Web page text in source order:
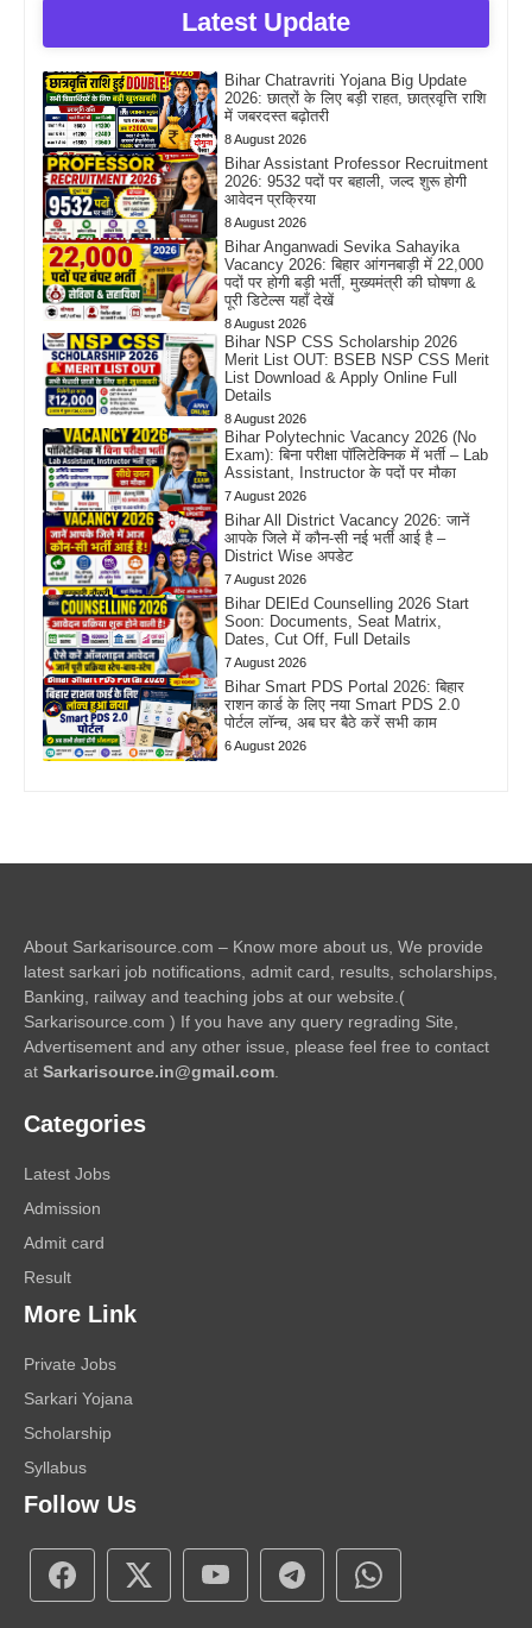
Latest Update
Bihar Chatravriti Yojana Big Update
2026: छात्रों के लिए बड़ी राहत, छात्रवृत्ति राशि
में जबरदस्त बढ़ोतरी
8 August 2026
Bihar Assistant Professor Recruitment
2026: 9532 पदों पर बहाली, जल्द शुरू होगी
आवेदन प्रक्रिया
8 August 2026
Bihar Anganwadi Sevika Sahayika
Vacancy 2026: बिहार आंगनबाड़ी में 22,000
पदों पर होगी बड़ी भर्ती, मुख्यमंत्री की घोषणा &
पूरी डिटेल्स यहाँ देखें
8 August 2026
Bihar NSP CSS Scholarship 2026
Merit List OUT: BSEB NSP CSS Merit
List Download & Apply Online Full
Details
8 August 2026
Bihar Polytechnic Vacancy 2026 (No
Exam): बिना परीक्षा पॉलिटेक्निक में भर्ती – Lab
Assistant, Instructor के पदों पर मौका
7 August 2026
Bihar All District Vacancy 2026: जानें
आपके जिले में कौन-सी नई भर्ती आई है –
District Wise अपडेट
7 August 2026
Bihar DElEd Counselling 2026 Start
Soon: Documents, Seat Matrix,
Dates, Cut Off, Full Details
7 August 2026
Bihar Smart PDS Portal 2026: बिहार
राशन कार्ड के लिए नया Smart PDS 2.0
पोर्टल लॉन्च, अब घर बैठे करें सभी काम
6 August 2026
About Sarkarisource.com – Know more about us, We provide
latest sarkari job notifications, admit card, results, scholarships,
Banking, railway and teaching jobs at our website.(
Sarkarisource.com ) If you have any query regrading Site,
Advertisement and any other issue, please feel free to contact
at Sarkarisource.in@gmail.com
Categories
Latest Jobs
Admission
Admit card
Result
More Link
Private Jobs
Sarkari Yojana
Scholarship
Syllabus
Follow Us